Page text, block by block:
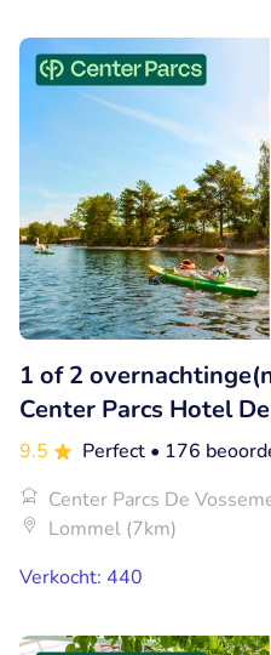
1 of 2
Center Parcs Hotel
9.5 Perfect • 176
Center Parcs De
Lommel (7km)
Verkocht: 440